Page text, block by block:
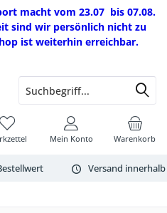
macht vom 23.07 bis 07.08.
sind wir persönlich nicht zu
ist weiterhin erreichbar.
Versand
Warenkorb
Mein Konto